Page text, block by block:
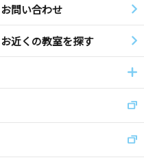
お問い合わせ
お近くの教室を探す